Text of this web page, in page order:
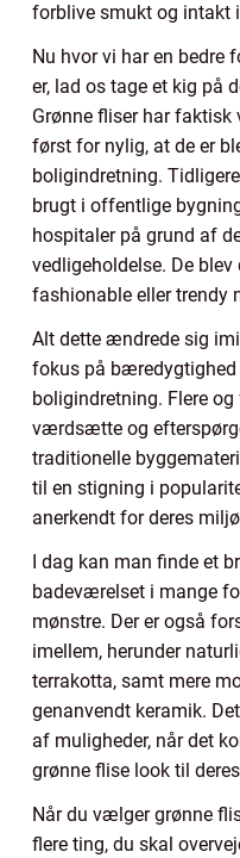
forblive smukt og intakt
Nu hvor vi har en bedre
er, lad os tage et kig på
Grønne fliser har
først for nylig, at de er
boligindretning.
brugt i offentlige
hospitaler på grund af
vedligeholdelse. De
fashionable eller trendy
Alt dette ændrede sig
fokus på
boligindretning. Flere
værdsætte og
traditionelle
til en stigning i
anerkendt for deres
I dag kan man finde et
badeværelset i mange
mønstre. Der er også
imellem, herunder
terrakotta, samt mere
genanvendt keramik.
af muligheder, når det
grønne flise look til
Når du vælger grønne
flere ting, du skal